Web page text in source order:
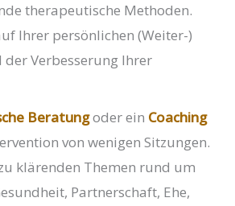
therapeutische Methoden.
Ihrer persönlichen (Weiter-)
Verbesserung Ihrer
Beratungoder ein Coaching
von wenigen Sitzungen.
klärenden Themen rund um
Partnerschaft, Ehe,